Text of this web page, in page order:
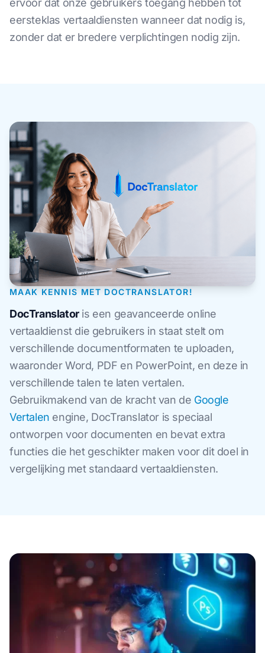
ervoor dat onze gebruikers toegang hebben tot
eersteklas vertaaldiensten wanneer dat nodig is,
zonder dat er bredere verplichtingen nodig zijn.
MAAK KENNIS MET DOCTRANSLATOR!
DocTranslatoris een geavanceerde online
vertaaldienst die gebruikers in staat stelt om
verschillende documentformaten te uploaden,
waaronder Word, PDF en PowerPoint, en deze in
verschillende talen te laten vertalen.
Gebruikmakend van de kracht van de Google
Vertalen engine, DocTranslator is speciaal
ontworpen voor documenten en bevat extra
functies die het geschikter maken voor dit doel in
vergelijking met standaard vertaaldiensten.